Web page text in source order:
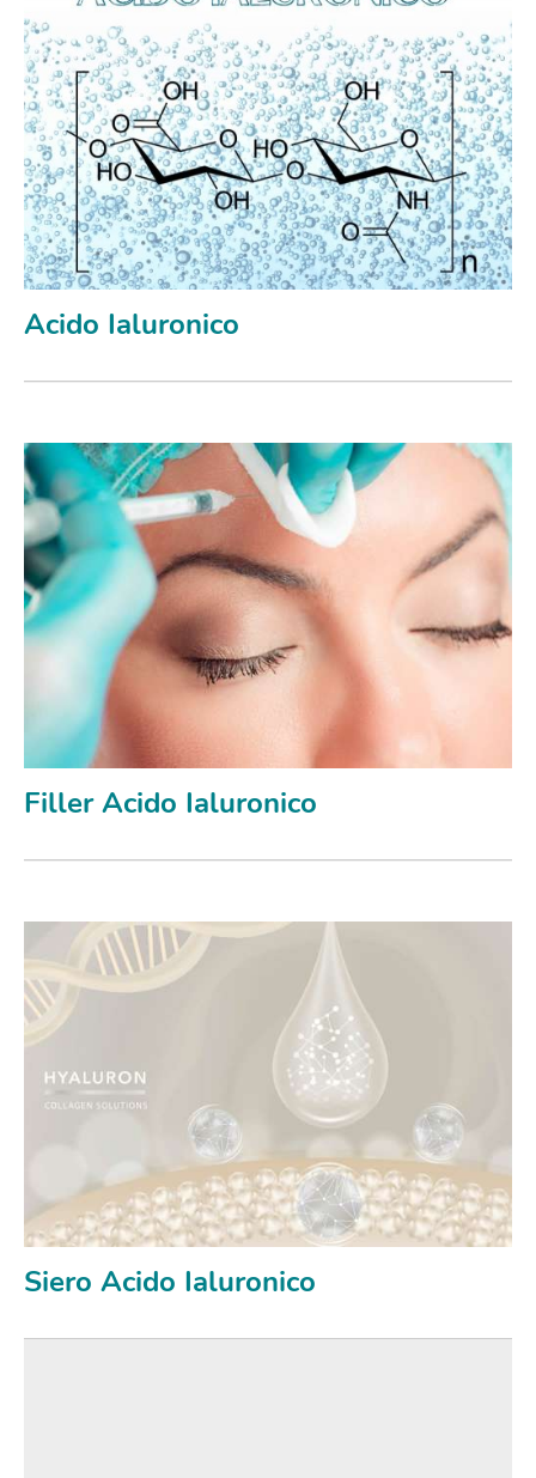
Acido Ialuronico
Filler Acido Ialuronico
Siero Acido Ialuronico